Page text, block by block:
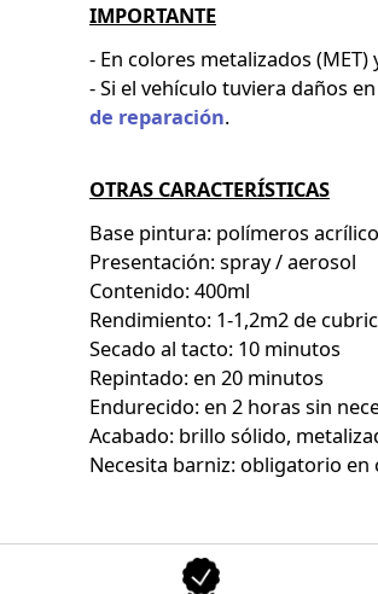
IMPORTANTE
- En colores metalizados
- Si el vehículo tuviera daños
de reparación.
OTRAS CARACTERÍSTICAS
Base pintura: polímeros
Presentación: spray / aerosol
Contenido: 400ml
Rendimiento: 1-1,2m2 de
Secado al tacto: 10 minutos
Repintado: en 20 minutos
Endurecido: en 2 horas sin
Acabado: brillo sólido,
Necesita barniz: obligatorio en